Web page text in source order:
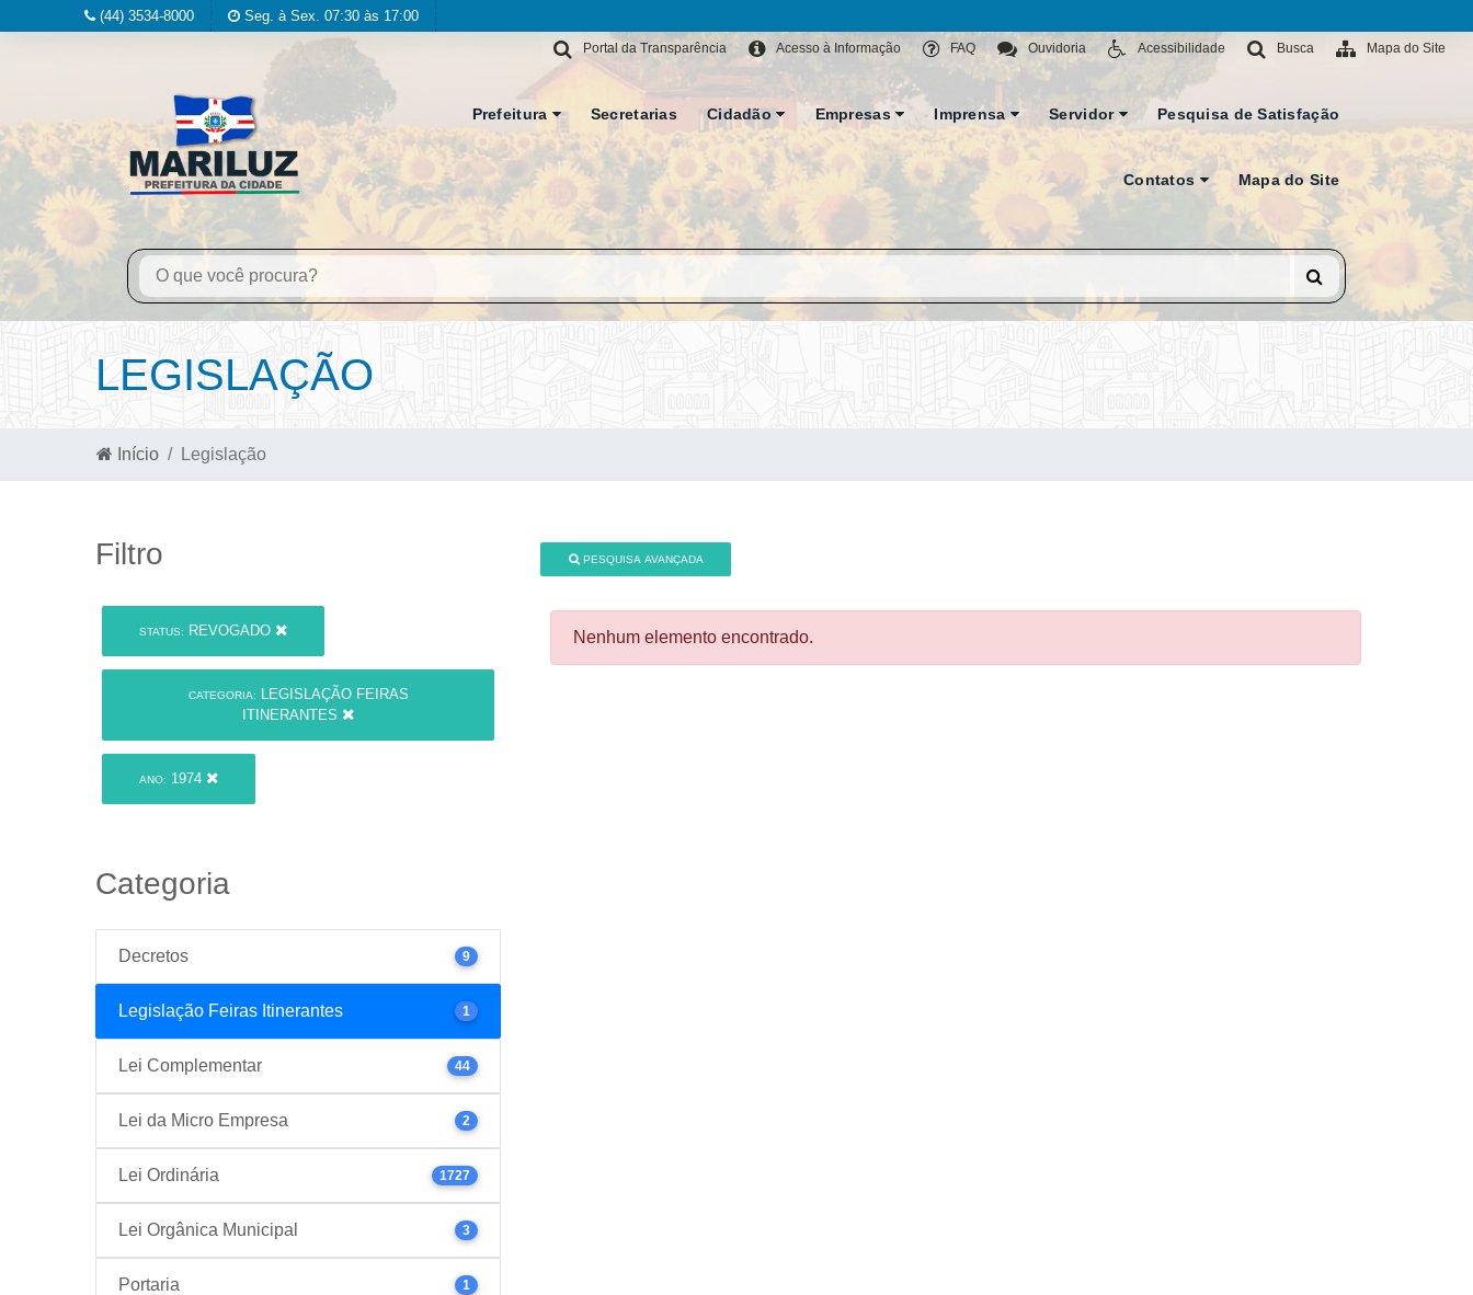
(44) 3534-8000 Seg. à Sex. 07:30 às 17:00
Mapa do Site
Busca
Acessibilidade
Ouvidoria
FAQ
Acesso à Informação
Portal da Transparência
Prefeitura Secretarias Cidadão Empresas Imprensa Servidor Pesquisa de Satisfação
Contatos Mapa do Site
LEGISLAÇÃO
Início Legislação
Filtro
STATUS: REVOGADO
CATEGORIA:
LEGISLAÇÃO FEIRAS
ITINERANTES
ANO: 1974
Categoria
Decretos 9
Legislação Feiras Itinerantes 1
Lei Complementar 44
Lei da Micro Empresa 2
Lei Ordinária 1727
Lei Orgânica Municipal 3
Portaria 1
PESQUISA AVANÇADA
Nenhum elemento encontrado.